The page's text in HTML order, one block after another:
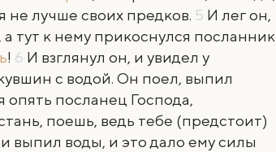
не лучше своих предков. 5 И лег он,
тут к нему прикоснулся посланник
! 6 И взглянул он, и увидел у
с водой. Он поел, выпил
опять посланец Господа,
поешь, ведь тебе (предстоит)
выпил воды, и это дало ему силы